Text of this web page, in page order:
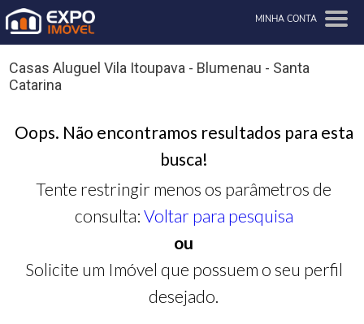
MINHA CONTA
Casas Aluguel Vila Itoupava - Blumenau - Santa
Catarina
Oops. Não encontramos resultados para esta
busca!
Tente restringir menos os parâmetros de
consulta: Voltar para pesquisa
ou
Solicite um Imóvel que possuem o seu perfil
desejado.